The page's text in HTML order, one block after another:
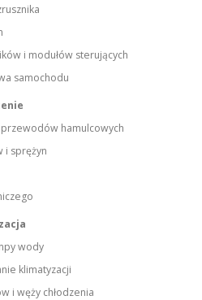
i modułów sterujących
samochodu
hamulcowych
i sprężyn
wody
klimatyzacji
i węży chłodzenia